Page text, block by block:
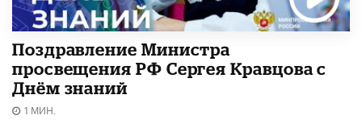
Поздравление Министра
просвещения РФ Сергея Кравцова с
Днём знаний
1 МИН.